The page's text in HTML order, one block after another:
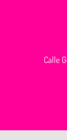
Calle